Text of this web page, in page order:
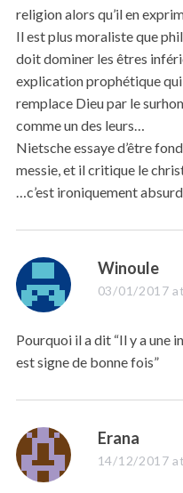
religion alors qu’il en
Il est plus moraliste que
doit dominer les êtres
explication prophétique
remplace Dieu par le
comme un des leurs…
Nietsche essaye d’être
messie, et il critique le
…c’est ironiquement
s
a
s
:
Winoule
03/01/2017
Pourquoi il a dit “Il y a une
est signe de bonne fois”
s
a
Erana
14/12/2017